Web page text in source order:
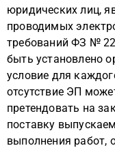
юридических лиц,
проводимых
требований ФЗ №
быть установлено
условие для
отсутствие ЭП
претендовать на
поставку
выполнения работ,